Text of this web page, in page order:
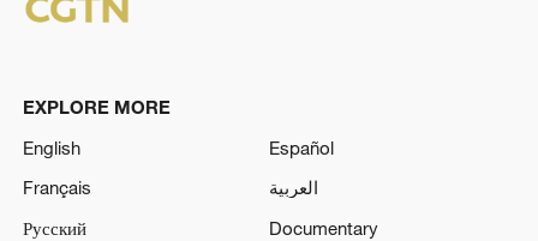
EXPLORE MORE
English
Español
Français
العربية
Русский
Documentary